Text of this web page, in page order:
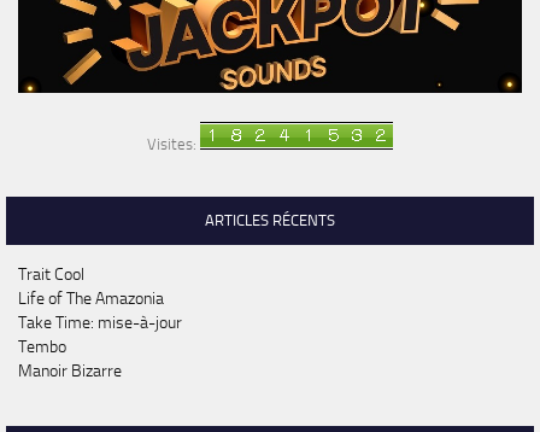
Visites:
ARTICLES RÉCENTS
Trait Cool
Life of The Amazonia
Take Time: mise-à-jour
Tembo
Manoir Bizarre